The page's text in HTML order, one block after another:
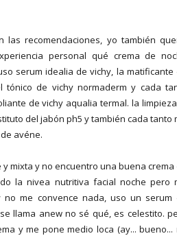
las recomendaciones, yo también
personal qué crema de
serum idealia de vichy, la matificante
tónico de vichy normaderm y cada
de vichy aqualia termal. la
del jabón ph5 y también cada tanto
avéne.
mixta y no encuentro una buena crema
la nivea nutritiva facial noche pero
me convence nada, uso un serum
llama anew no sé qué, es celestito.
y me pone medio loca (ay... bueno...